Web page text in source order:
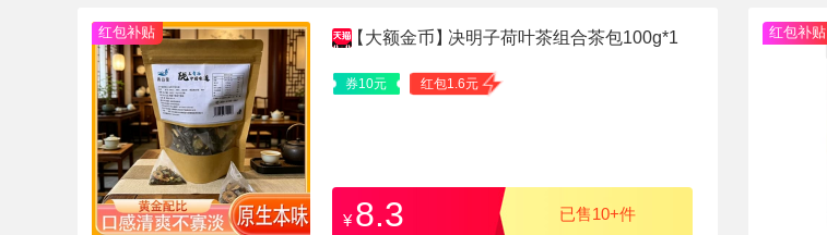
红包补贴 【大额金币】决明子荷叶茶组合茶包100g*1
袋
券10元 红包1.6元
¥ 8.3 已售10+件
红包补贴